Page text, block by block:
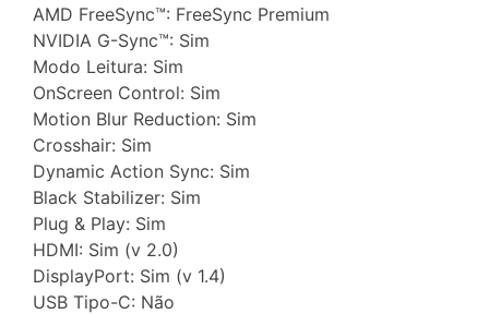
AMD FreeSync™: FreeSync Premium
NVIDIA G-Sync™: Sim
Modo Leitura: Sim
OnScreen Control: Sim
Motion Blur Reduction: Sim
Crosshair: Sim
Dynamic Action Sync: Sim
Black Stabilizer: Sim
Plug & Play: Sim
HDMI: Sim (v 2.0)
DisplayPort: Sim (v 1.4)
USB Tipo-C: Não